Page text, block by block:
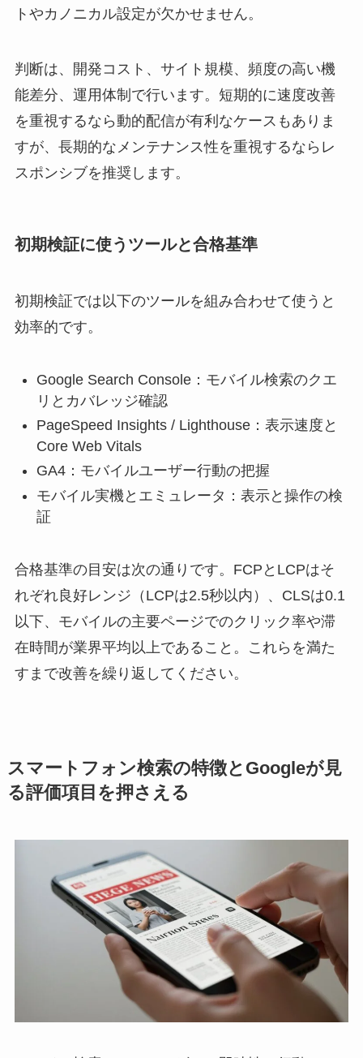
トやカノニカル設定が欠かせません。
判断は、開発コスト、サイト規模、頻度の高い機
能差分、運用体制で行います。短期的に速度改善
を重視するなら動的配信が有利なケースもありま
すが、長期的なメンテナンス性を重視するならレ
スポンシブを推奨します。
初期検証に使うツールと合格基準
初期検証では以下のツールを組み合わせて使うと
効率的です。
Google Search Console：モバイル検索のクエ
リとカバレッジ確認
PageSpeed Insights / Lighthouse：表示速度と
Core Web Vitals
GA4：モバイルユーザー行動の把握
モバイル実機とエミュレータ：表示と操作の検
証
合格基準の目安は次の通りです。FCPとLCPはそ
れぞれ良好レンジ（LCPは2.5秒以内）、CLSは0.1
以下、モバイルの主要ページでのクリック率や滞
在時間が業界平均以上であること。これらを満た
すまで改善を繰り返してください。
スマートフォン検索の特徴とGoogleが見
る評価項目を押さえる